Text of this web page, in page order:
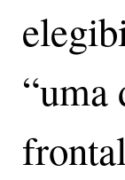
“uma